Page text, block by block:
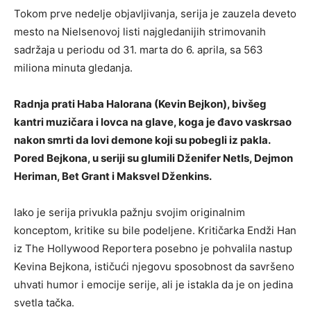
Tokom prve nedelje objavljivanja, serija je zauzela deveto
mesto na Nielsenovoj listi najgledanijih strimovanih
sadržaja u periodu od 31. marta do 6. aprila, sa 563
miliona minuta gledanja.
Radnja prati Haba Halorana (Kevin Bejkon), bivšeg
kantri muzičara i lovca na glave, koga je đavo vaskrsao
nakon smrti da lovi demone koji su pobegli iz pakla.
Pored Bejkona, u seriji su glumili Dženifer Netls, Dejmon
Heriman, Bet Grant i Maksvel Dženkins.
Iako je serija privukla pažnju svojim originalnim
konceptom, kritike su bile podeljene. Kritičarka Endži Han
iz The Hollywood Reportera posebno je pohvalila nastup
Kevina Bejkona, ističući njegovu sposobnost da savršeno
uhvati humor i emocije serije, ali je istakla da je on jedina
svetla tačka.